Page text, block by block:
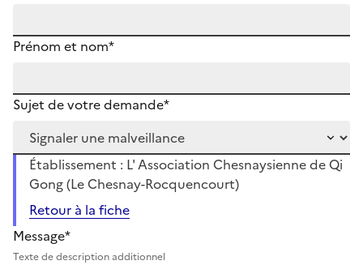
Prénom et nom*
Sujet de votre demande*
Établissement : L' Association Chesnaysienne de Qi
Gong (Le Chesnay-Rocquencourt)
Retour à la fiche
Message*
Texte de description additionnel